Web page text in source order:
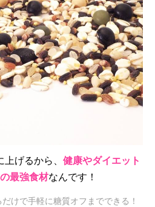
げるから、 健康やダイエット
最強食材なんです！
けで手軽に糖質オフまでできる！